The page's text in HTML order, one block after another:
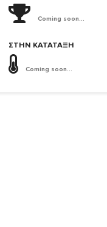
Coming soon...
ΣΤΗΝ ΚΑΤΆΤΑΞΗ
Coming soon...